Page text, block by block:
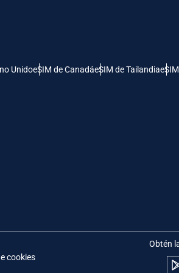
UnidoeSIM de CanadáeSIM de Tailandia
cookies
Obtén